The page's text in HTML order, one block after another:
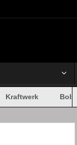
Kraftwerk Bob